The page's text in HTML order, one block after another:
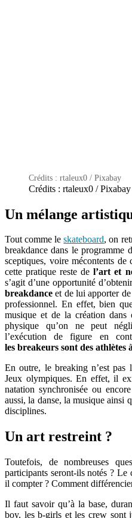
Crédits : rtaleux0 / Pixabay
Crédits : rtaleux0 / Pixabay
Un mélange
Tout comme leskateboard, on
breakdance dans le programme
sceptiques, voire mécontents
cette pratique reste del’art et
s’agit d’une opportunité
breakdance et de lui apporter
professionnel. En effet, bien
musique et de la création
physique qu’on ne peut
l’exécution de figure en
les breakeurs sont des athlètes
En outre, le breakingn’est pas
Jeux olympiques. En effet, il
natation synchronisée ou
aussi, la danse, la musique ainsi
disciplines.
Un art restreint ?
Toutefois, de nombreuses
participants seront-ils notés ? Le
il compter ? Comment
Il faut savoir qu’à la base,
boy, les b-girls et les crewsont